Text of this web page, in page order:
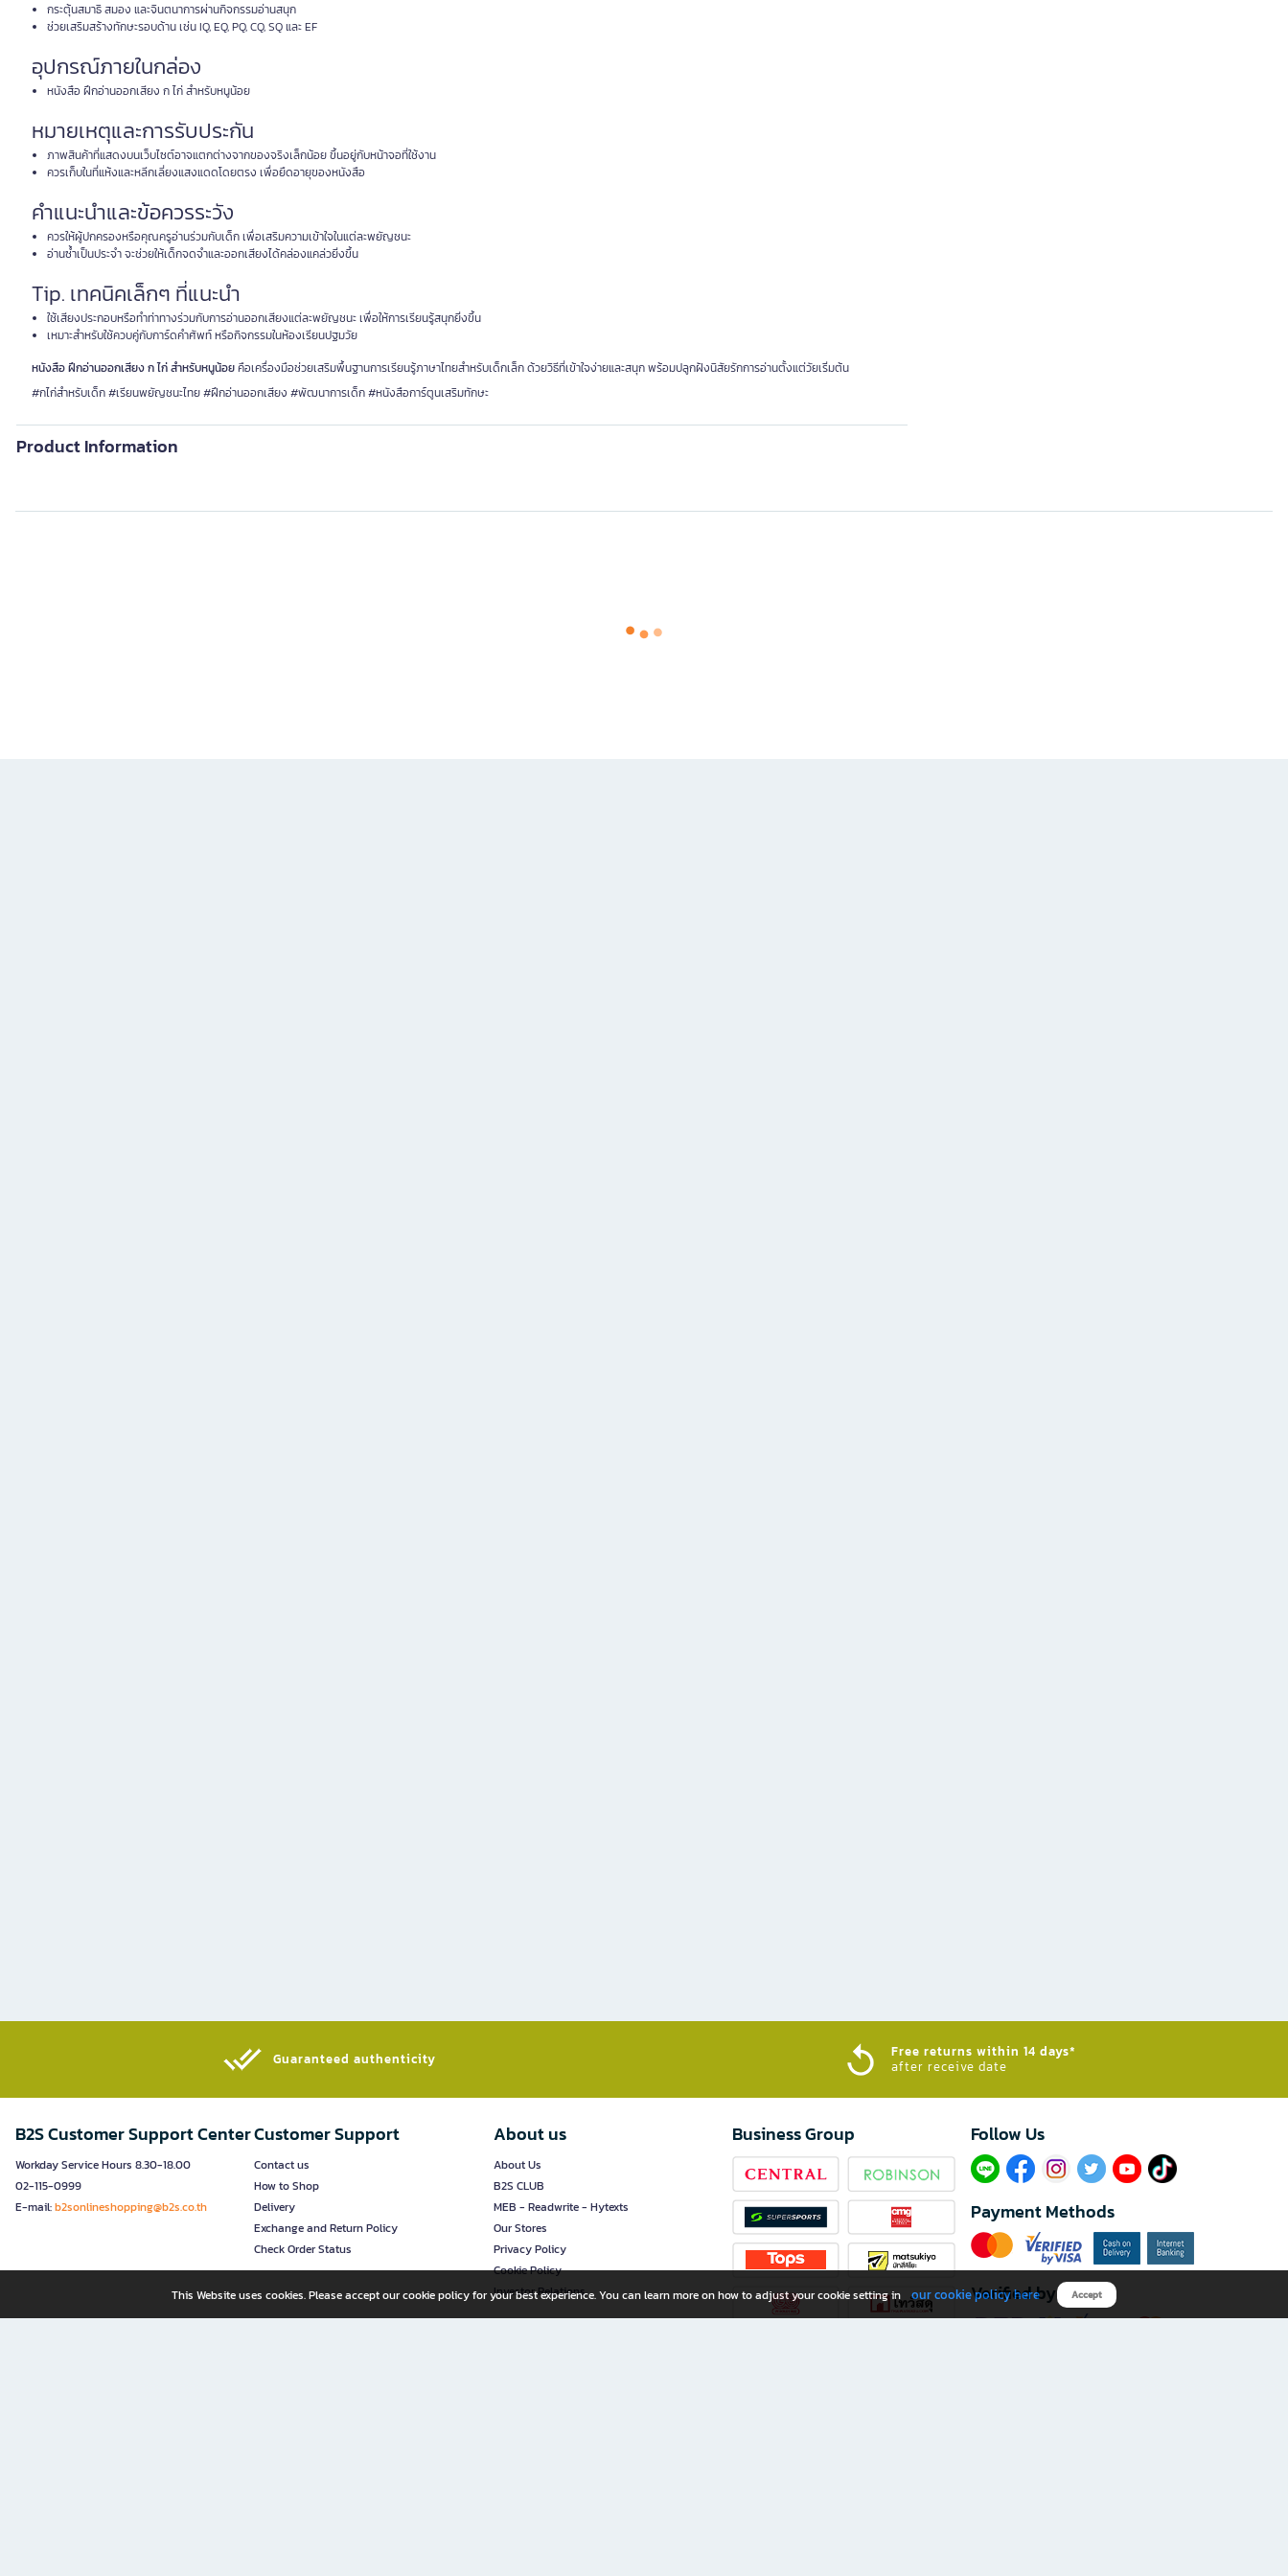
กระตุ้นสมาธิ สมอง และจินตนาการผ่านกิจกรรมอ่านสนุก
ช่วยเสริมสร้างทักษะรอบด้าน เช่น IQ, EQ, PQ, CQ, SQ และ EF
อุปกรณ์ภายในกล่อง
หนังสือ ฝึกอ่านออกเสียง ก ไก่ สำหรับหนูน้อย
หมายเหตุและการรับประกัน
ภาพสินค้าที่แสดงบนเว็บไซต์อาจแตกต่างจากของจริงเล็กน้อย ขึ้นอยู่กับหน้าจอที่ใช้งาน
ควรเก็บในที่แห้งและหลีกเลี่ยงแสงแดดโดยตรง เพื่อยืดอายุของหนังสือ
คำแนะนำและข้อควรระวัง
ควรให้ผู้ปกครองหรือคุณครูอ่านร่วมกับเด็ก เพื่อเสริมความเข้าใจในแต่ละพยัญชนะ
อ่านซ้ำเป็นประจำ จะช่วยให้เด็กจดจำและออกเสียงได้คล่องแคล่วยิ่งขึ้น
Tip. เทคนิคเล็กๆ ที่แนะนำ
ใช้เสียงประกอบหรือทำท่าทางร่วมกับการอ่านออกเสียงแต่ละพยัญชนะ เพื่อให้การเรียนรู้สนุกยิ่งขึ้น
เหมาะสำหรับใช้ควบคู่กับการ์ดคำศัพท์ หรือกิจกรรมในห้องเรียนปฐมวัย
หนังสือ ฝึกอ่านออกเสียง ก ไก่ สำหรับหนูน้อยคือเครื่องมือช่วยเสริมพื้นฐานการเรียนรู้ภาษาไทยสำหรับเด็กเล็ก ด้วยวิธีที่เข้าใจง่ายและสนุก พร้อมปลูกฝังนิสัยรักการอ่านตั้งแต่วัยเริ่มต้น
#กไก่สำหรับเด็ก #เรียนพยัญชนะไทย #ฝึกอ่านออกเสียง #พัฒนาการเด็ก #หนังสือการ์ตูนเสริมทักษะ
Product Information
Guaranteed authenticity​
Free returns within 14 days*
after receive date
B2S Customer Support Center
Workday Service Hours 8.30-18.00
02-115-0999
E-mail:b2sonlineshopping@b2s.co.th
Customer Support
Contact us
How to Shop
Delivery
Exchange and Return Policy
Check Order Status
About us
About Us
B2S CLUB
MEB - Readwrite - Hytexts
Our Stores
Privacy Policy
Cookie Policy
Investor Relations
Business Group Follow Us​
Payment Methods
Verified by
This Website uses cookies. Please accept our cookie policy for your best experience. You can learn more on how to adjust your cookie setting in our cookie policy here Accept